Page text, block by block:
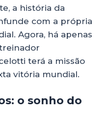
a história da
com a própria
Agora, há apenas
terá a missão
vitória mundial.
o sonho do